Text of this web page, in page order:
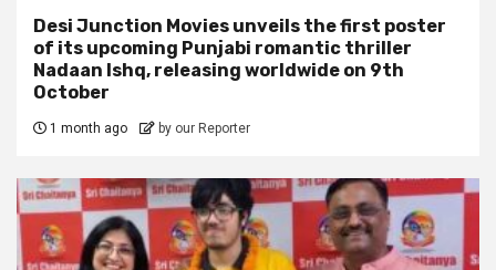
Desi Junction Movies unveils the first poster
of its upcoming Punjabi romantic thriller
Nadaan Ishq, releasing worldwide on 9th
October
1 month ago by our Reporter